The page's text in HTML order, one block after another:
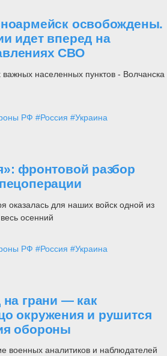
освобождены.
идет вперед на
СВО
населенных пунктов - Волчанска
РФ #Россия #Украина
фронтовой разбор
оказалась для наших войск одной из
осенний
РФ #Россия #Украина
на грани — как
окружения и рушится
обороны
военных аналитиков и наблюдателей